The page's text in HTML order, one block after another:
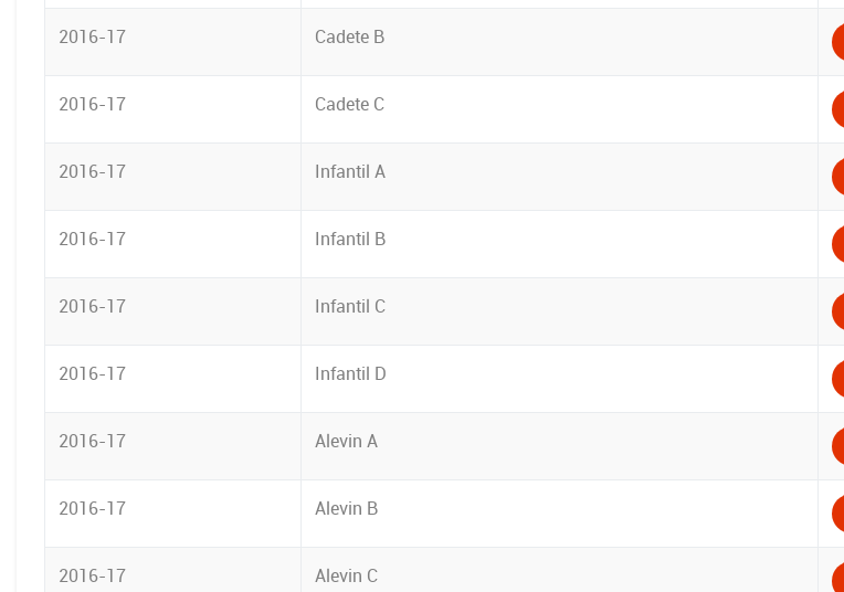
2016-17 Cadete B
2016-17 Cadete C
2016-17 Infantil A
2016-17 Infantil B
2016-17 Infantil C
2016-17 Infantil D
2016-17 Alevin A
2016-17 Alevin B
2016-17 Alevin C